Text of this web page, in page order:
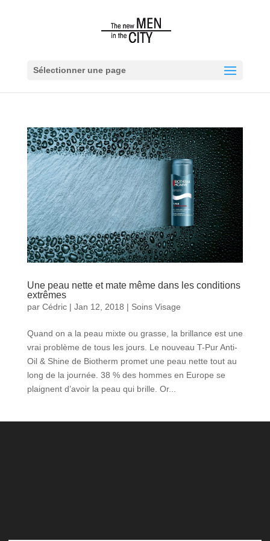
Sélectionner une page
Une peau nette et mate même dans les conditions
extrêmes
par Cédric| Jan 12, 2018 | Soins Visage
Quand on a la peau mixte ou grasse, la brillance est une
vrai problème de tous les jours. Le nouveau T-Pur Anti-
Oil & Shine de Biotherm promet une peau nette tout au
long de la journée. 38 % des hommes en Europe se
plaignent d’avoir la peau qui brille. Or...